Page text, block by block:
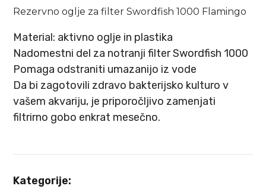
Rezervno oglje za filter Swordfish 1000 Flamingo
Material: aktivno oglje in plastika
Nadomestni del za notranji filter Swordfish 1000
Pomaga odstraniti umazanijo iz vode
Da bi zagotovili zdravo bakterijsko kulturo v
vašem akvariju, je priporočljivo zamenjati
filtrirno gobo enkrat mesečno.
Kategorije: